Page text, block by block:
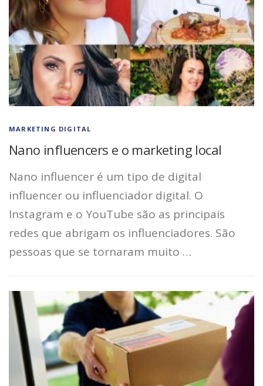
MARKETING DIGITAL
Nano influencers e o marketing local
Nano influencer é um tipo de digital
influencer ou influenciador digital. O
Instagram e o YouTube são as principais
redes que abrigam os influenciadores. São
pessoas que se tornaram muito …